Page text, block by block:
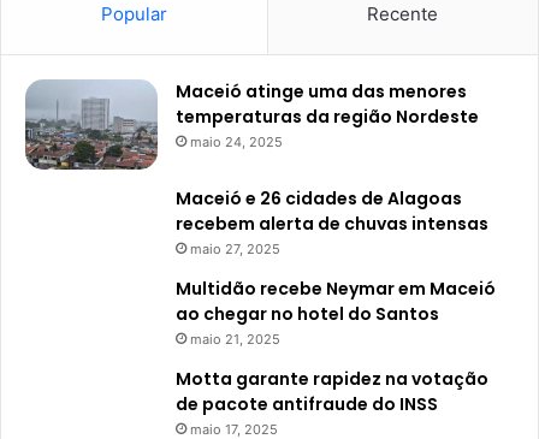
Popular Recente
Maceió atinge uma das menores
temperaturas da região Nordeste
maio 24, 2025
Maceió e 26 cidades de Alagoas
recebem alerta de chuvas intensas
maio 27, 2025
Multidão recebe Neymar em Maceió
ao chegar no hotel do Santos
maio 21, 2025
Motta garante rapidez na votação
de pacote antifraude do INSS
maio 17, 2025